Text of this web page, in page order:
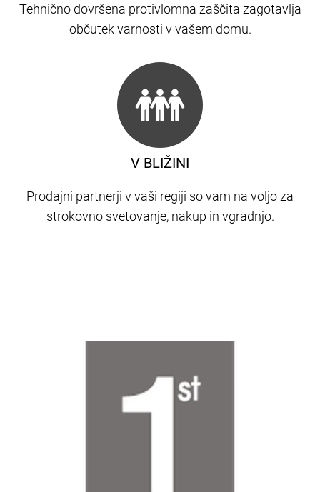
V BLIŽINI
Prodajni partnerji v vaši regiji so vam na voljo za
strokovno svetovanje, nakup in vgradnjo.
Tehnično dovršena protivlomna zaščita zagotavlja
občutek varnosti v vašem domu.